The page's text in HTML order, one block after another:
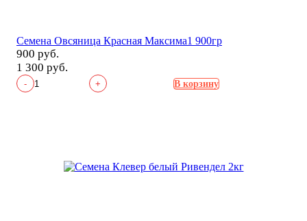
Семена Овсяница Красная Максима1 900гр
900 руб.
1 300 руб.
- + В корзину